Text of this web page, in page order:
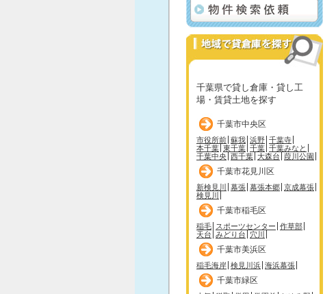
千葉県で貸し倉庫・貸し工
場・賃貸土地を探す
千葉市中央区
市役所前 蘇我 浜野 千葉寺
本千葉 東千葉 千葉 千葉みなと
千葉中央 西千葉 大森台 葭川公園
千葉市花見川区
新検見川 幕張 幕張本郷 京成幕張
検見川
千葉市稲毛区
稲毛 スポーツセンター 作草部
天台 みどり台 穴川
千葉市美浜区
稲毛海岸 検見川浜 海浜幕張
千葉市緑区